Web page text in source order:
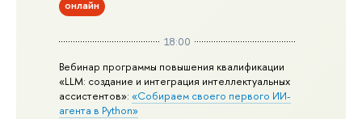
онлайн
18:00
Вебинар программы повышения квалификации
«LLM: создание и интеграция интеллектуальных
ассистентов»:«Собираем своего первого ИИ-
агента в Python»